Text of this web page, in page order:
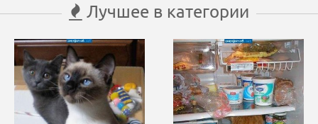
Лучшее в категории